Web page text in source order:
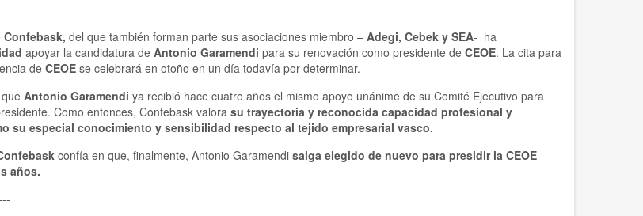
Confebask, del que también forman parte sus asociaciones miembro – Adegi, Cebek y SEA- ha
apoyar la candidatura de Antonio Garamendi para su renovación como presidente de CEOE. La cita para
deCEOEse celebrará en otoño en un día todavía por determinar.
Antonio Garamendi ya recibió hace cuatro años el mismo apoyo unánime de su Comité Ejecutivo para
Como entonces, Confebask valora su trayectoria y reconocida capacidad profesional y
su especial conocimiento y sensibilidad respecto al tejido empresarial vasco.
confía en que, finalmente, Antonio Garamendi salga elegido de nuevo para presidir la CEOE
años.